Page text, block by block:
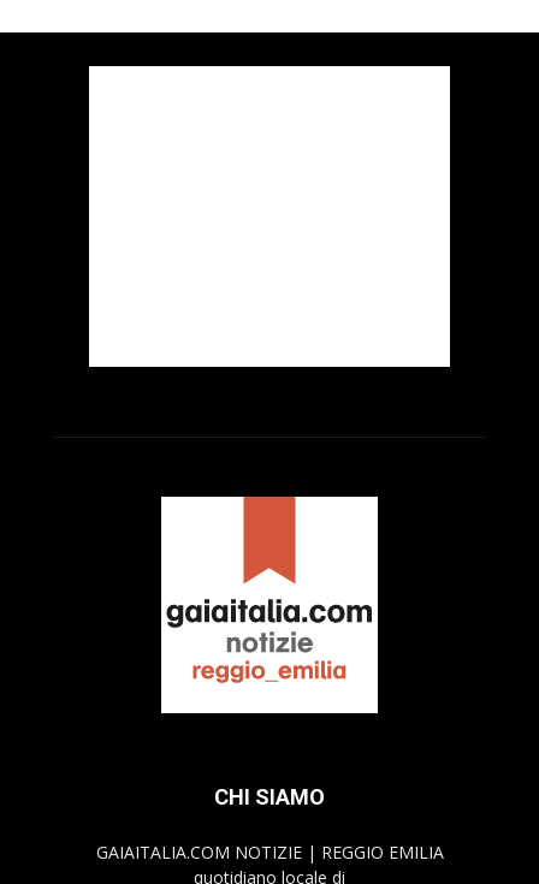
CHI SIAMO
GAIAITALIA.COM NOTIZIE | REGGIO EMILIA
quotidiano locale di